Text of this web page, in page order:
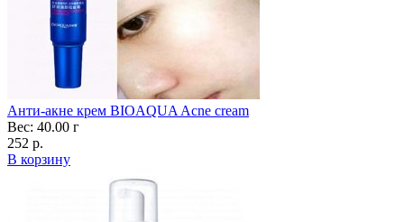
Анти-акне крем BIOAQUA Acne cream
Вес: 40.00 г
252 р.
В корзину